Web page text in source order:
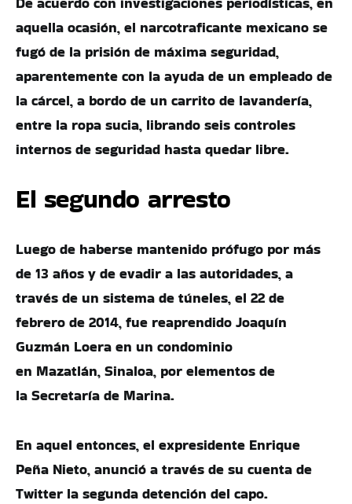
aquella ocasión, el narcotraficante mexicano se
fugó de la prisión de máxima seguridad,
aparentemente con la ayuda de un empleado de
la cárcel, a bordo de un carrito de lavandería,
entre la ropa sucia, librando seis controles
internos de seguridad hasta quedar libre.
El segundo arresto
Luego de haberse mantenido prófugo por más
de 13 años y de evadir a las autoridades, a
través de un sistema de túneles, el 22 de
febrero de 2014, fue reaprendido Joaquín
Guzmán Loera en un condominio
en Mazatlán, Sinaloa, por elementos de
la Secretaría de Marina.
En aquel entonces, el expresidente Enrique
Peña Nieto, anunció a través de su cuenta de
Twitter la segunda detención del capo.